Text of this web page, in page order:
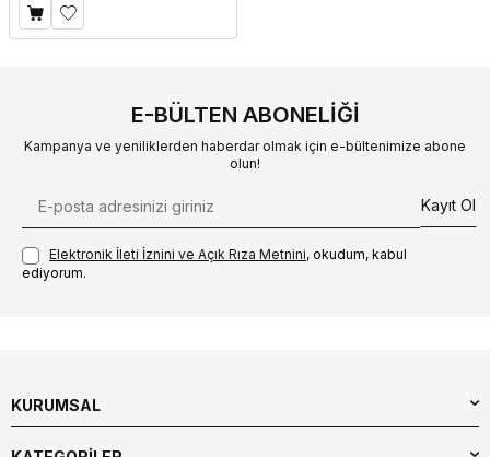
E-BÜLTEN ABONELIĞI
Kampanya ve yeniliklerden haberdar olmak için e-bültenimize abone
olun!
Kayıt Ol
Elektronik İleti İzni‌ni ve Açık Rıza Metni‌ni, okudum, kabul
ediyorum.
KURUMSAL